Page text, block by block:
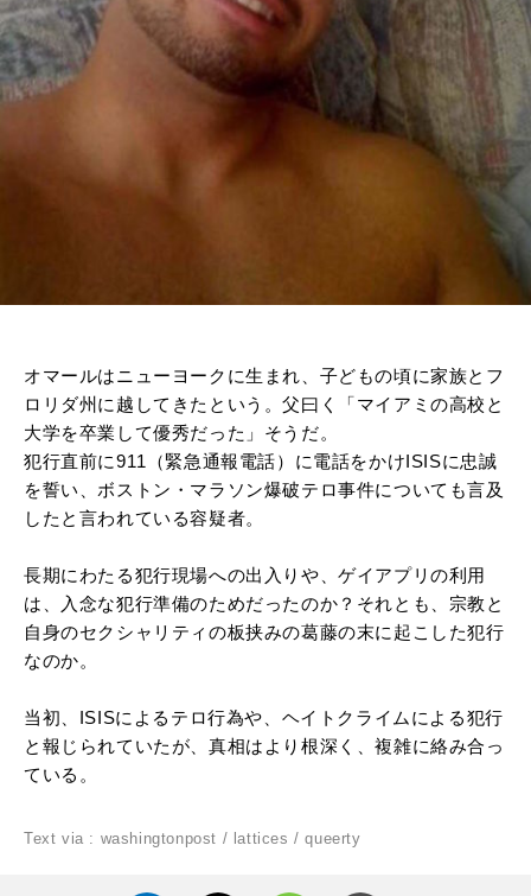
オマールはニューヨークに生まれ、子どもの頃に家族とフ
ロリダ州に越してきたという。父曰く「マイアミの高校と
大学を卒業して優秀だった」そうだ。
犯行直前に911（緊急通報電話）に電話をかけISISに忠誠
を誓い、ボストン・マラソン爆破テロ事件についても言及
したと言われている容疑者。
長期にわたる犯行現場への出入りや、ゲイアプリの利用
は、入念な犯行準備のためだったのか？それとも、宗教と
自身のセクシャリティの板挟みの葛藤の末に起こした犯行
なのか。
当初、ISISによるテロ行為や、ヘイトクライムによる犯行
と報じられていたが、真相はより根深く、複雑に絡み合っ
ている。
Text via : washingtonpost / lattices /queerty